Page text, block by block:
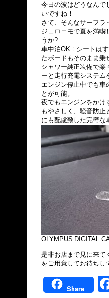
今日の波はどうなんで
いですね！
さて、そんなサーフラ
ジェロニモで夏を満喫
うか?
車中泊OK！シートは
たボードもそのまま乗
シャワー純正装備で楽
ーと走行充電システム
エンジン停止中でも車
とが可能。
夜でもエンジンをかけ
もやさしく、騒音防止
にも配慮致した完璧な
OLYMPUS DIGITAL
是非お店まで見に来て
をご用意してお待ちし
Share